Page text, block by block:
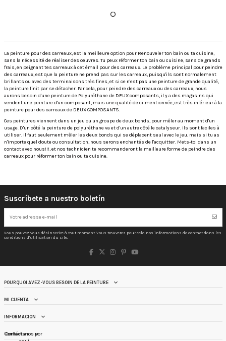
Contáctanos por
La peinture pour des carreaux, est la meilleure option pour Renouveler ton bain ou ta cuisine,
sans la nécessité de réaliser des oeuvres. Tu peux réformer ton bain ou cuisine, sans de grands
frais, en peignant tes carreaux à cet émail pour des carreaux. Le problème principal pour peindre
des carreaux, est que la peinture ne prend pas sur les carreaux, puisqu'ils sont normalement
brillants ou avec des terminaisons très fines, et si ce n'est pas une peinture de grande qualité,
la peinture finit par se détacher. Par cela, pour peindre des carreaux ou des carreaux, nous
aurons besoin d'une peinture de Polyuréthane de DEUX composants, il y a des magasins qui
vendent une peinture d'un composant, mais une qualité de ci-mentionnée, est très inférieur à la
peinture pour des carreaux de DEUX COMPOSANTS.
Ces peintures viennent dans un jeu ou un groupe de deux bonds, pour mêler au moment d'un
usage. D'un côté la peinture de polyuréthane va et d'un autre côté le catalyseur. Ils sont faciles à
utiliser, il faut seulement mêler les deux bonds qui se déplacent seul avec le jeu, mais si tu as
n'importe quel doute ou consultation, nous serons enchantés de l'acquitter. Mets-toi dans un
contact avec nous!!!, et nos technicien te recommanderont la meilleure forme de peindre des
carreaux pour réformer ton bain ou ta cuisine.
Suscríbete a nuestro boletín
Vous pouvez vous désinscrire à tout moment. Vous trouverez pour cela nos informations de contact dans les
conditions d'utilisation du site.
POURQUOI AVEZ-VOUS BESOIN DE LA PEINTURE
MI CUENTA
INFORMACION
Contact us